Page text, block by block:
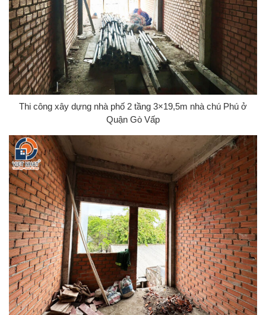
Thi công xây dựng nhà phố 2 tầng 3×19,5m nhà chú Phú ở
Quận Gò Vấp